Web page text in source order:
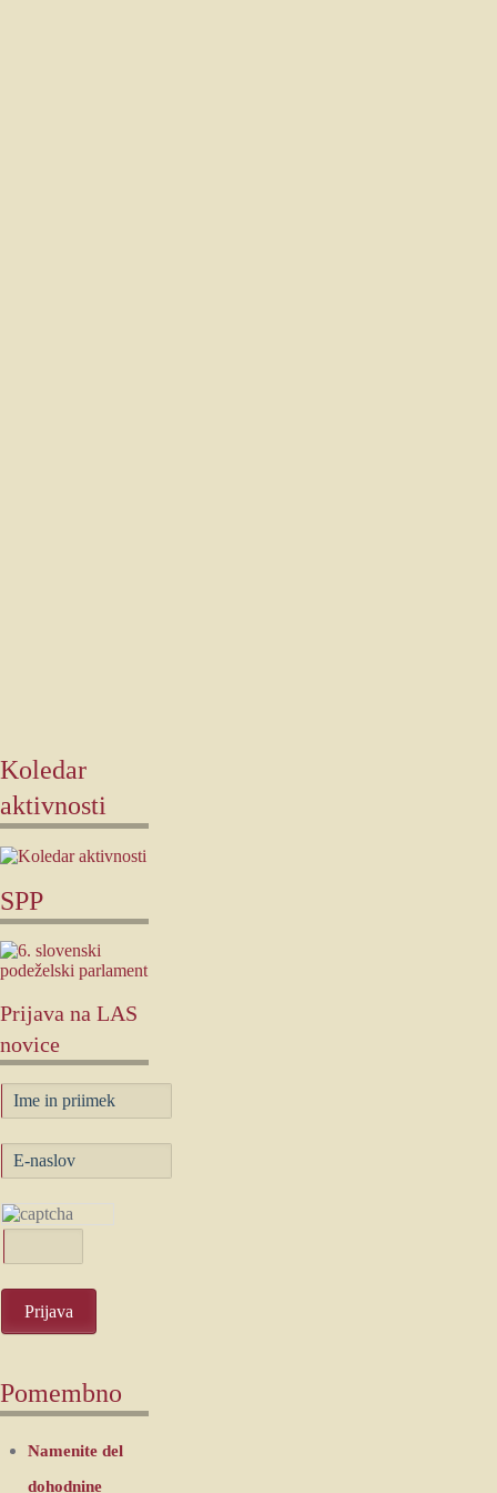
Koledar
aktivnosti
SPP
Prijava na LAS
novice
Pomembno
Namenite del
dohodnine